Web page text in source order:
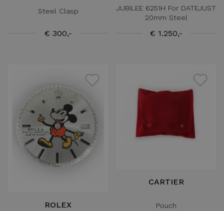
Steel Clasp
€ 300,-
JUBILEE 6251H For DATEJUST
20mm Steel
€ 1.250,-
ROLEX
CARTIER
Pouch